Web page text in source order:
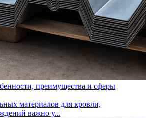
преимущества и сферы
материалов для кровли,
важно у...